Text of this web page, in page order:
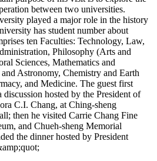
between two universities.
played a major role in the history
has student number about
ten Faculties: Technology, Law,
Philosophy (Arts and
Sciences, Mathematics and
Astronomy, Chemistry and Earth
and Medicine. The guest first
discussion hosted by the President of
C.I. Chang, at Ching-sheng
then he visited Carrie Chang Fine
and Chueh-sheng Memorial
the dinner hosted by President